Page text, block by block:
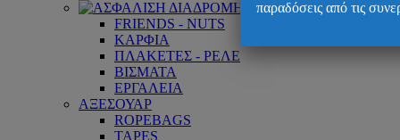
ΑΣΦΑΛΙΣΗ
FRIENDS - NUTS
ΚΑΡΦΙΑ
ΠΛΑΚΕΤΕΣ - ΡΕΛΕ
ΒΙΣΜΑΤΑ
ΕΡΓΑΛΕΙΑ
ΑΞΕΣΟΥΑΡ
ROPEBAGS
TAPES
παραδόσεις από τις